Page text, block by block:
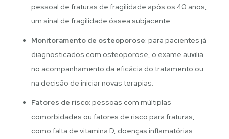
pessoal de fraturas de fragilidade após os 40 anos,
um sinal de fragilidade óssea subjacente.
Monitoramento de osteoporose: para pacientes já
diagnosticados com osteoporose, o exame auxilia
no acompanhamento da eficácia do tratamento ou
na decisão de iniciar novas terapias.
Fatores de risco: pessoas com múltiplas
comorbidades ou fatores de risco para fraturas,
como falta de vitamina D, doenças inflamatórias